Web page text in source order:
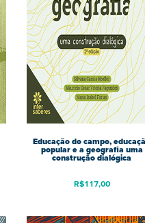
Educação do campo,
popular e a geografia uma
construção dialógica
R$117,00